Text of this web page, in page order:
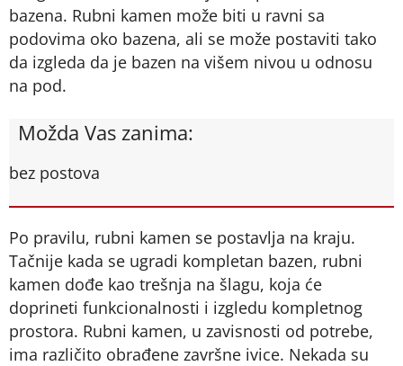
bazena. Rubni kamen može biti u ravni sa
podovima oko bazena, ali se može postaviti tako
da izgleda da je bazen na višem nivou u odnosu
na pod.
Možda Vas zanima:
bez postova
Po pravilu, rubni kamen se postavlja na kraju.
Tačnije kada se ugradi kompletan bazen, rubni
kamen dođe kao trešnja na šlagu, koja će
doprineti funkcionalnosti i izgledu kompletnog
prostora. Rubni kamen, u zavisnosti od potrebe,
ima različito obrađene završne ivice. Nekada su